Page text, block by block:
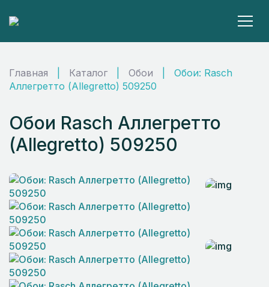
Главная Каталог Обои
Обои: Rasch
Аллегретто (Allegretto) 509250
Обои Rasch Аллегретто
(Allegretto) 509250